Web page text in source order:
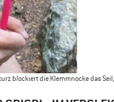
blockiert die Klemmnocke das